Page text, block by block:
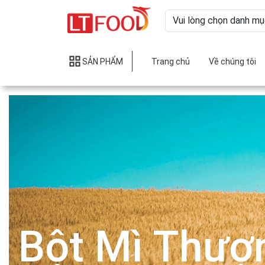
SẢN PHẨM Trang chủ Về chúng tôi
Bột Mì